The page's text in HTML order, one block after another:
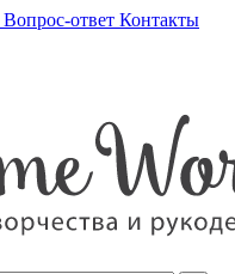
Вопрос-ответ Контакты